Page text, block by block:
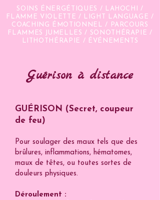
SOINS ÉNERGÉTIQUES / LAHOCHI /
FLAMME VIOLETTE / LIGHT LANGUAGE /
COACHING ÉMOTIONNEL / PARCOURS
FLAMMES JUMELLES / SONOTHÉRAPIE /
LITHOTHÉRAPIE / ÉVÉNEMENTS
Guérison à distance
GUÉRISON (Secret, coupeur
de feu)
Pour soulager des maux tels que des
brûlures, inflammations, hématomes,
maux de têtes, ou toutes sortes de
douleurs physiques.
Déroulement :